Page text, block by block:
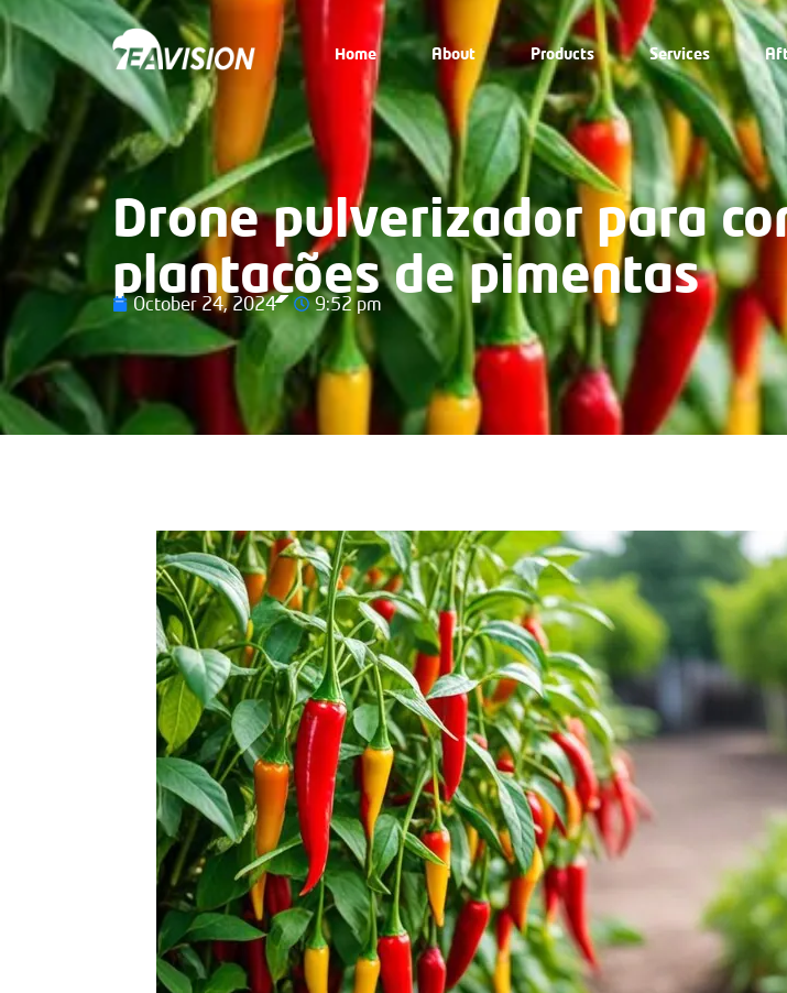
Home About Products Services
Drone pulverizador para
plantações de pimentas
October 24, 2024 9:52 pm